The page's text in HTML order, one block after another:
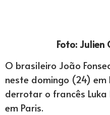
Foto: Julien
O brasileiro João
neste domingo (24)
derrotar o francês
em Paris.